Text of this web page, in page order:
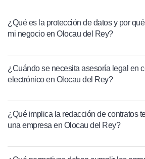
¿Qué es la protección de datos y por
mi negocio en Olocau del Rey?
¿Cuándo se necesita asesoría legal en
electrónico en Olocau del Rey?
¿Qué implica la redacción de contratos
una empresa en Olocau del Rey?